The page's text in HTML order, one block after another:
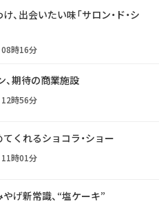
、出会いたい味「サロン・ド・シ
時16分
、期待の商業施設
時56分
くれるショコラ・ショー
時01分
げ新常識、“塩ケーキ”